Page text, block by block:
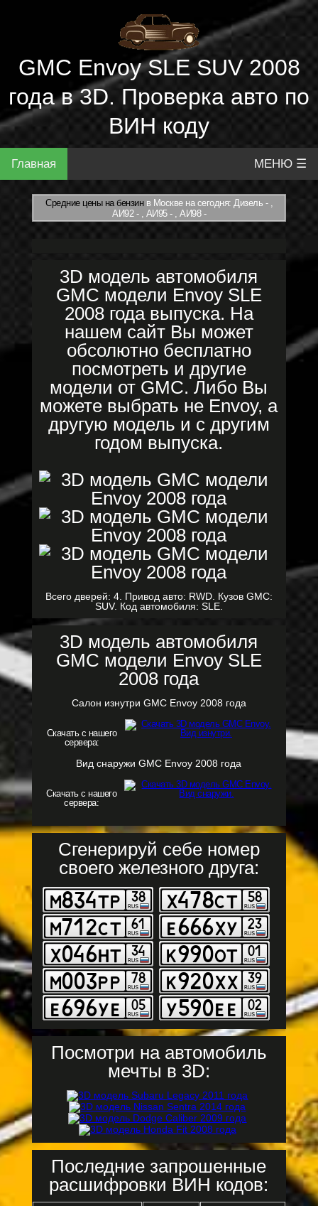
GMC Envoy SLE SUV 2008
года в 3D. Проверка авто по
ВИН коду
Главная МЕНЮ ☰
Средние цены на бензинв Москве на сегодня: Дизель - ,
АИ92 - , АИ95 - , АИ98 -
3D модель автомобиля
GMC модели Envoy SLE
2008 года выпуска. На
нашем сайт Вы может
обсолютно бесплатно
посмотреть и другие
модели от GMC. Либо Вы
можете выбрать не Envoy, а
другую модель и с другим
годом выпуска.
Всего дверей: 4. Привод авто: RWD. Кузов GMC:
SUV. Код автомобиля: SLE.
3D модель автомобиля
GMC модели Envoy SLE
2008 года
Салон изнутри GMC Envoy 2008 года
Скачать с нашего
сервера:
Вид снаружи GMC Envoy 2008 года
Скачать с нашего
сервера:
Сгенерируй себе номер
своего железного друга:
Посмотри на автомобиль
мечты в 3D:
Последние запрошенные
расшифровки ВИН кодов: